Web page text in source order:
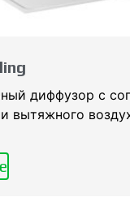
диффузор с
вытяжного